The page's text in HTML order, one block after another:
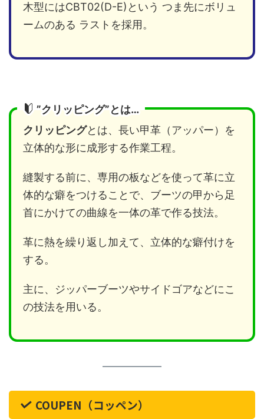
木型にはCBT02(D-E)という つま先にボリュ
ームのある ラストを採用。
”クリッピング”とは…
クリッピングとは、長い甲革（アッパー）を
立体的な形に成形する作業工程。
縫製する前に、専用の板などを使って革に立
体的な癖をつけることで、ブーツの甲から足
首にかけての曲線を一体の革で作る技法。
革に熱を繰り返し加えて、立体的な癖付けを
する。
主に、ジッパーブーツやサイドゴアなどにこ
の技法を用いる。
COUPEN（コッペン）